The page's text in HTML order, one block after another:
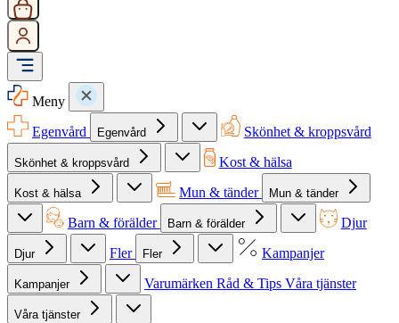
Meny
Egenvård
Egenvård Skönhet & kroppsvård
Skönhet & kroppsvård Kost & hälsa
Kost & hälsa Mun & tänder Mun & tänder
Barn & förälder Barn & förälder Djur
Djur Fler Fler Kampanjer
Kampanjer Varumärken Råd & Tips Våra tjänster
Våra tjänster